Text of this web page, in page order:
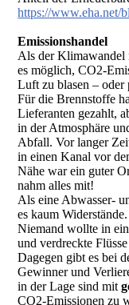
https://www.eha.net/
Emissionshandel
Als der Klimawandel
es möglich, CO2-
Luft zu blasen – oder
Für die Brennstoffe
Lieferanten gezahlt,
in der Atmosphäre
Abfall. Vor langer
in einen Kanal vor
Nähe war ein guter
nahm alles mit!
Als eine Abwasser-
es kaum
Niemand wollte in
und verdreckte
Dagegen gibt es bei
Gewinner und
in der Lage sind mit
CO2-Emissionen zu